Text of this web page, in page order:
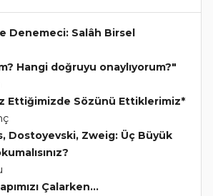
Denemeci: Salâh Birsel
Hangi doğruyu onaylıyorum?"
Ettiğimizde Sözünü Ettiklerimiz*
Dostoyevski, Zweig: Üç Büyük
Çalarken...